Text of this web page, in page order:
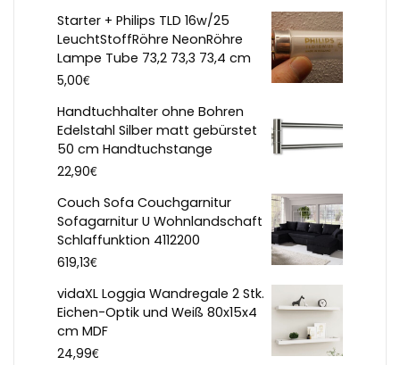
Starter + Philips TLD 16w/25
LeuchtStoffRöhre NeonRöhre
Lampe Tube 73,2 73,3 73,4 cm
5,00€
Handtuchhalter ohne Bohren
Edelstahl Silber matt gebürstet
50 cm Handtuchstange
22,90€
Couch Sofa Couchgarnitur
Sofagarnitur U Wohnlandschaft
Schlaffunktion 4112200
619,13€
vidaXL Loggia Wandregale 2 Stk.
Eichen-Optik und Weiß 80x15x4
cm MDF
24,99€